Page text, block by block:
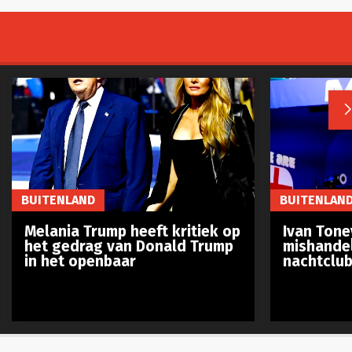

BUITENLAND
Melania Trump heeft kritiek op
het gedrag van Donald Trump
in het openbaar
Ivan
nachtclub